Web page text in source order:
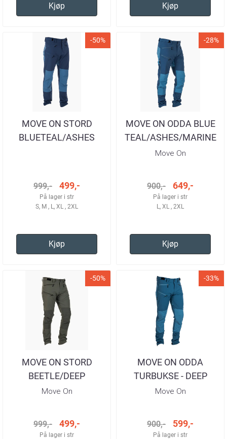
Kjøp Kjøp
-50%
MOVE ON STORD
BLUETEAL/ASHES
999,- 499,-
På lager i str
S, M , L, XL , 2XL
Kjøp
-28%
MOVE ON ODDA BLUE
TEAL/ASHES/MARINE
TURBUKSE HERRE
Move On
900,- 649,-
På lager i str
L, XL , 2XL
Kjøp
-50%
MOVE ON STORD
BEETLE/DEEP
TURBUKSE HERRE
Move On
999,- 499,-
På lager i str
-33%
MOVE ON ODDA
TURBUKSE - DEEP
BLUE/MALLARD HERRE
Move On
900,- 599,-
På lager i str